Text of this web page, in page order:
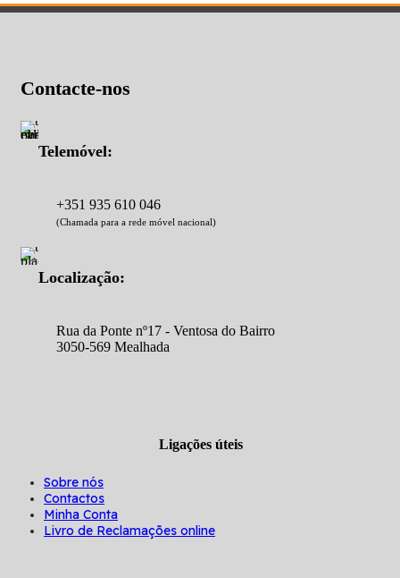
Contacte-nos
Telemóvel:
+351 935 610 046
(Chamada para a rede móvel nacional)
Localização:
Rua da Ponte nº17 - Ventosa do Bairro
3050-569 Mealhada
Ligações úteis
Sobre nós
Contactos
Minha Conta
Livro de Reclamações online